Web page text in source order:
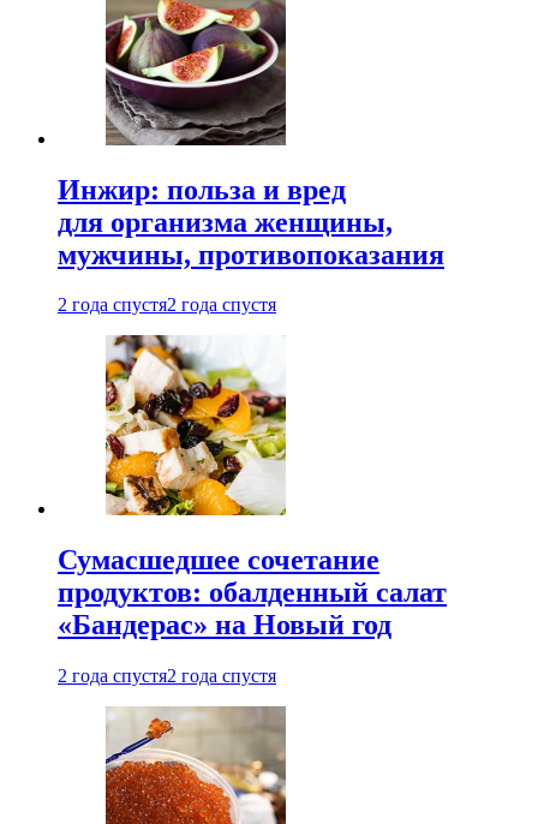
Инжир: польза и вред
для организма женщины,
мужчины, противопоказания
2 года спустя2 года спустя
Сумасшедшее сочетание
продуктов: обалденный салат
«Бандерас» на Новый год
2 года спустя2 года спустя